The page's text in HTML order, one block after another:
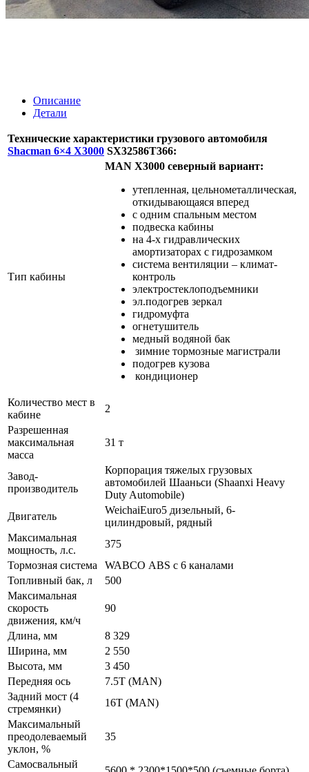
Описание
Детали
Технические характеристики грузового автомобиля
Shacman 6×4 X3000 SX32586T366:
Тип кабины
MAN X3000 северный вариант:
утепленная, цельнометаллическая,
откидывающаяся вперед
с одним спальным местом
подвеска кабины
на 4-х гидравлических
амортизаторах с гидрозамком
система вентиляции – климат-
контроль
электростеклоподъемники
эл.подогрев зеркал
гидромуфта
огнетушитель
медный водяной бак
зимние тормозные магистрали
подогрев кузова
кондиционер
Количество мест в
кабине
2
Разрешенная
максимальная
масса
31 т
Завод-
производитель
Корпорация тяжелых грузовых
автомобилей Шааньси (Shaanxi Heavy
Duty Automobile)
Двигатель
WeichaiEuro5 дизельный, 6-
цилиндровый, рядный
Максимальная
мощность, л.с.
375
Тормозная система
WABCO ABS c 6 каналами
Топливный бак, л
500
Максимальная
скорость
движения, км/ч
90
Длина, мм
8 329
Ширина, мм
2 550
Высота, мм
3 450
Передняя ось
7.5Т (MAN)
Задний мост (4
стремянки)
16Т (MAN)
Максимальный
преодолеваемый
уклон, %
35
Самосвальный